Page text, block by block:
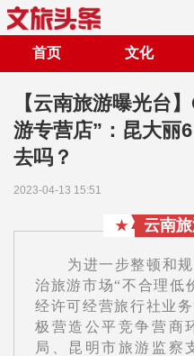
首页 文化
【云南旅游曝光台
游专营店”：昆大丽
去吗？
2023-04-13 15:51
★ 云南
为进一步整顿和
治旅游市场“不合理低
经许可经营旅行社业
极营造公平竞争营商
局、昆明市旅游监察